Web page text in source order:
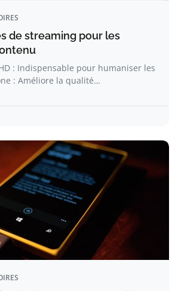
de streaming pour les
: Indispensable pour humaniser les
: Améliore la qualité…